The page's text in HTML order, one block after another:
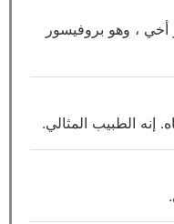
، وهو بروفيسور
إنه الطبيب المثالي.